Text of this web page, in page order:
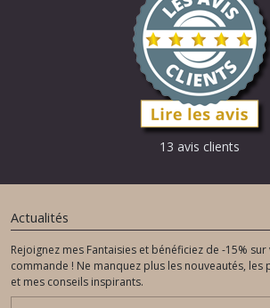
13 avis clients
Actualités
Rejoignez mes Fantaisies et bénéficiez de -15%
commande ! Ne manquez plus les nouveautés,
et mes conseils inspirants.